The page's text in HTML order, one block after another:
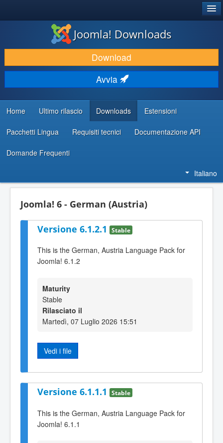
SCARICA & ESTENDI
SCOPRI & IMPARA
COMUNITÀ & SUPPORTO
RISORSE PER SVILUPPATORI
Joomla! Downloads
Download
Avvia
Home Ultimo rilascio Downloads Estensioni
Pacchetti Lingua Requisiti tecnici Documentazione API
Domande Frequenti
Italiano
Joomla! 6 - German (Austria)
Versione 6.1.2.1 Stable
This is the German, Austria Language Pack for
Joomla! 6.1.2
Maturity
Stable
Rilasciato il
Martedì, 07 Luglio 2026 15:51
Vedi i file
Versione 6.1.1.1 Stable
This is the German, Austria Language Pack for
Joomla! 6.1.1